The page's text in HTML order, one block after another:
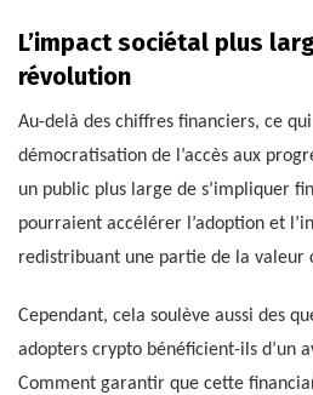
L’impact sociétal plus
révolution
Au-delà des chiffres financiers, ce
démocratisation de l’accès aux
un public plus large de s’impliquer
pourraient accélérer l’adoption et
redistribuant une partie de la valeur
Cependant, cela soulève aussi des
adopters crypto bénéficient-ils d’un
Comment garantir que cette